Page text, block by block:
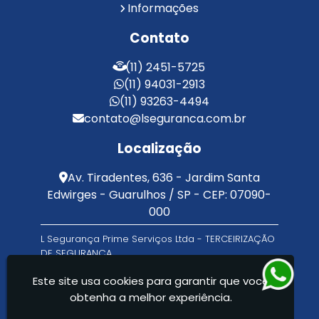
Serviço de Portaria e Limpeza
Serviços de Limpeza e Portaria
Terceirização de Facilities
Terceirização de Portaria
Zeladoria de Condomínios
Informações
Contato
(11) 2451-5725
(11) 94031-2913
(11) 93263-4494
contato@lseguranca.com.br
Localização
Av. Tiradentes, 636 - Jardim Santa
Edwirges - Guarulhos / SP - CEP: 07090-
000
L Segurança Prime Serviços Ltda - TERCEIRIZAÇÃO
DE SEGURANÇA
Este site usa cookies para garantir que você
obtenha a melhor experiência.